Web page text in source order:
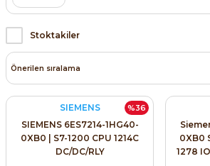
Rölesi, Cihazları ve Anahtarları
- UPS
Kesiciler
SIMATIC
Stoktakiler
%36
SIEMENS
SIEMENS 6ES7214-1HG40-
0XB0 | S7-1200 CPU 1214C
DC/DC/RLY
0XB0
1278